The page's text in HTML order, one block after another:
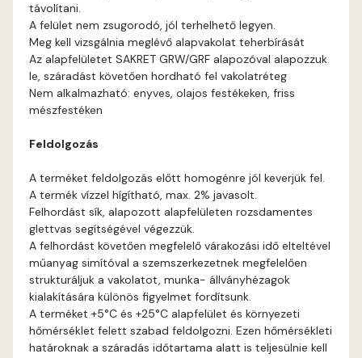
Brick C
Brick D
Caramel C
Citrus B
Cobalt D
Cognac D
Coral D
távolítani.
A felület nem zsugorodó, jól terhelhető legyen.
Meg kell vizsgálnia meglévő alapvakolat teherbírását
Az alapfelületet SAKRET GRW/GRF alapozóval alapozzuk
le, száradást követően hordható fel vakolatréteg
Nem alkalmazható: enyves, olajos festékeken, friss
mészfestéken
Feldolgozás
A terméket feldolgozás előtt homogénre jól keverjük fel.
A termék vízzel hígítható, max. 2% javasolt.
Felhordást sík, alapozott alapfelületen rozsdamentes
glettvas segítségével végezzük.
A felhordást követően megfelelő várakozási idő elteltével
műanyag simítóval a szemszerkezetnek megfelelően
strukturáljuk a vakolatot, munka- állványhézagok
kialakítására különös figyelmet fordítsunk.
A terméket +5°C és +25°C alapfelület és környezeti
hőmérséklet felett szabad feldolgozni. Ezen hőmérsékleti
határoknak a száradás időtartama alatt is teljesülnie kell